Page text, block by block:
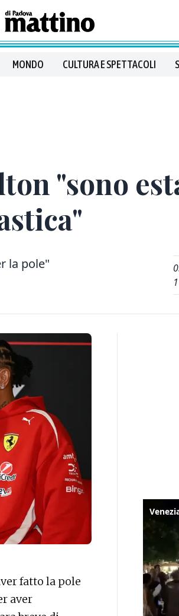
MONDO CULTURA E SPETTACOLI
"sono
la pole"
1
fatto la pole
aver